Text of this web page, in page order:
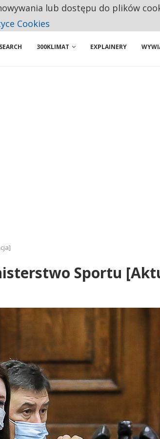
300KLIMAT EXPLAINERY
Sportu
lub dostępu do plików
Cookies